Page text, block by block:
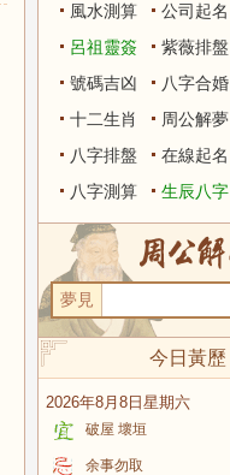
風水測算 公司起名
呂祖靈簽
紫薇排盤
號碼吉凶
八字合婚
十二生肖
周公解夢
八字排盤
在線起名
八字測算
生辰八字
夢見
今日黃歷
2026年8月8日星期六
破屋 壞垣
余事勿取